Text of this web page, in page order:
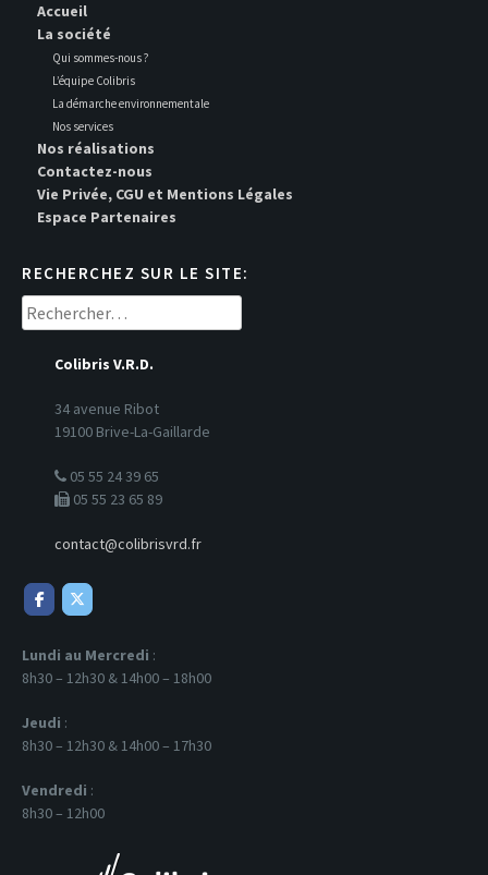
Accueil
La société
Qui sommes-nous ?
L’équipe Colibris
La démarche environnementale
Nos services
Nos réalisations
Contactez-nous
Vie Privée, CGU et Mentions Légales
Espace Partenaires
RECHERCHEZ SUR LE SITE:
Rechercher :
Colibris V.R.D.
34 avenue Ribot
19100 Brive-La-Gaillarde
05 55 24 39 65
05 55 23 65 89
contact@colibrisvrd.fr
Lundi au Mercredi :
8h30 – 12h30 & 14h00 – 18h00
Jeudi :
8h30 – 12h30 & 14h00 – 17h30
Vendredi :
8h30 – 12h00